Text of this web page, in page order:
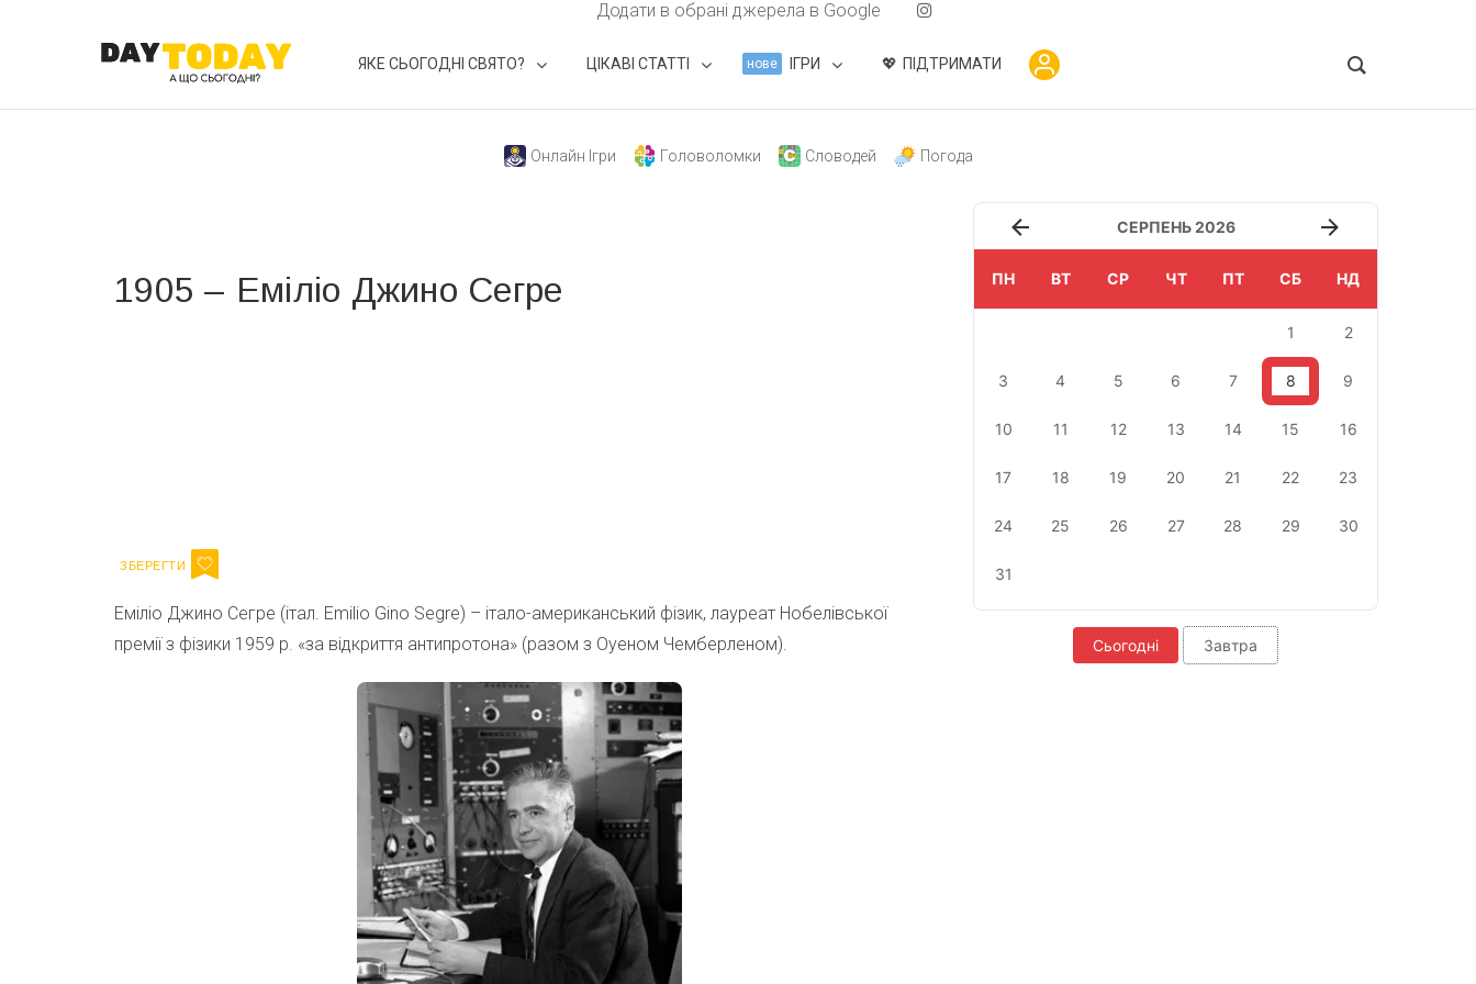
Додати в обрані джерела в Google
ЯКЕ СЬОГОДНІ СВЯТО? ЦІКАВІ СТАТТІ нове ІГРИ ПІДТРИМАТИ
Онлайн Ігри Головоломки Словодей Погода
1905 – Еміліо Джино Сегре
Еміліо Джино Сегре (італ. Emilio Gino Segre) – італо-американський фізик, лауреат Нобелівської
премії з фізики 1959 р. «за відкриття антипротона» (разом з Оуеном Чемберленом).
СЕРПЕНЬ 2026
ПН ВТ СР ЧТ ПТ СБ НД
1 2
3 4 5 6 7 8 9
10 11 12 13 14 15 16
17 18 19 20 21 22 23
24 25 26 27 28 29 30
31
Сьогодні Завтра